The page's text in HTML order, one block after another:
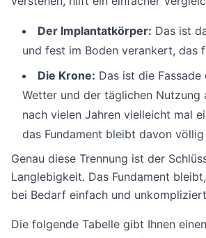
Der Implantatkörper: Das ist
und fest im Boden verankert, das
Die Krone: Das ist die
Wetter und der täglichen Nutzung
nach vielen Jahren vielleicht mal
das Fundament bleibt davon
Genau diese Trennung ist der
Langlebigkeit. Das Fundament
bei Bedarf einfach und
Die folgende Tabelle gibt Ihnen